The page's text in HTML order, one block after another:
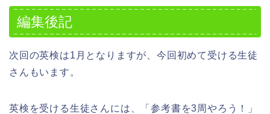
編集後記
次回の英検は1月となりますが、今回初めて受ける生徒
さんもいます。
英検を受ける生徒さんには、「参考書を3周やろう！」